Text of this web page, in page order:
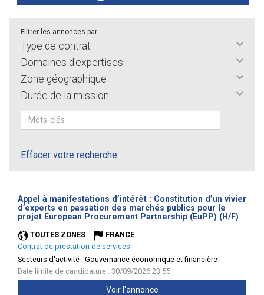
Filtrer les annonces par :
Type de contrat
Domaines d'expertises
Zone géographique
Durée de la mission
Effacer votre recherche
Appel à manifestations d’intérêt : Constitution d’un vivier
d’experts en passation des marchés publics pour le
projet European Procurement Partnership (EuPP) (H/F)
TOUTES ZONES
FRANCE
Contrat de prestation de services
Secteurs d'activité : Gouvernance économique et financière
Date limite de candidature : 30/09/2026 23:55
Voir l'annonce